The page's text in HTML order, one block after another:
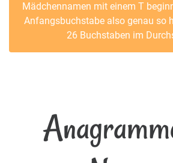
Mädchennamen mit einem T
Anfangsbuchstabe also genau so
26 Buchstaben im